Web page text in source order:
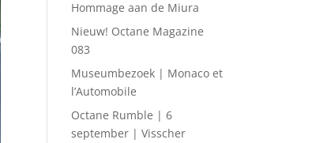
Hommage aan de Miura
Nieuw! Octane Magazine
083
Museumbezoek | Monaco et
l’Automobile
Octane Rumble | 6
september | Visscher